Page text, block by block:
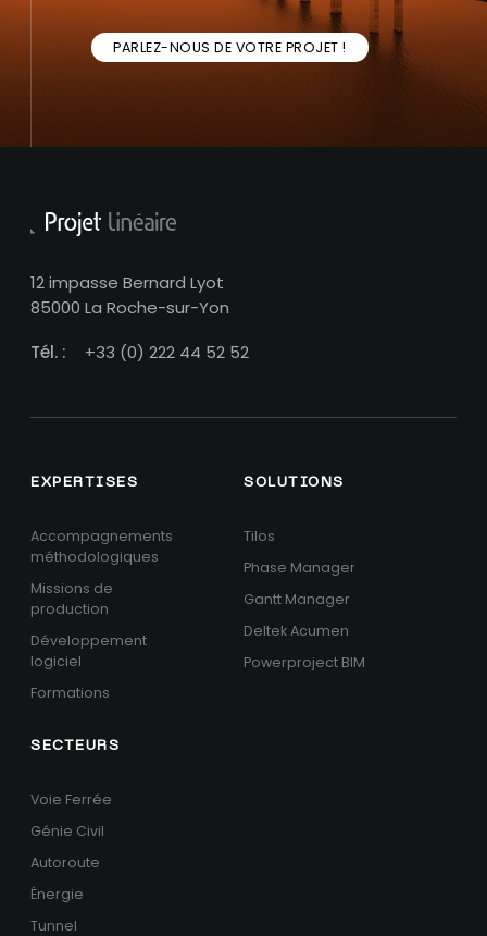
PARLEZ-NOUS DE VOTRE PROJET !
12 impasse Bernard Lyot
85000 La Roche-sur-Yon
Tél. :
+33 (0) 222 44 52 52
EXPERTISES
Accompagnements
méthodologiques
Missions de
production
Développement
logiciel
Formations
SOLUTIONS
Tilos
Phase Manager
Gantt Manager
Deltek Acumen
Powerproject BIM
SECTEURS
Voie Ferrée
Génie Civil
Autoroute
Énergie
Tunnel